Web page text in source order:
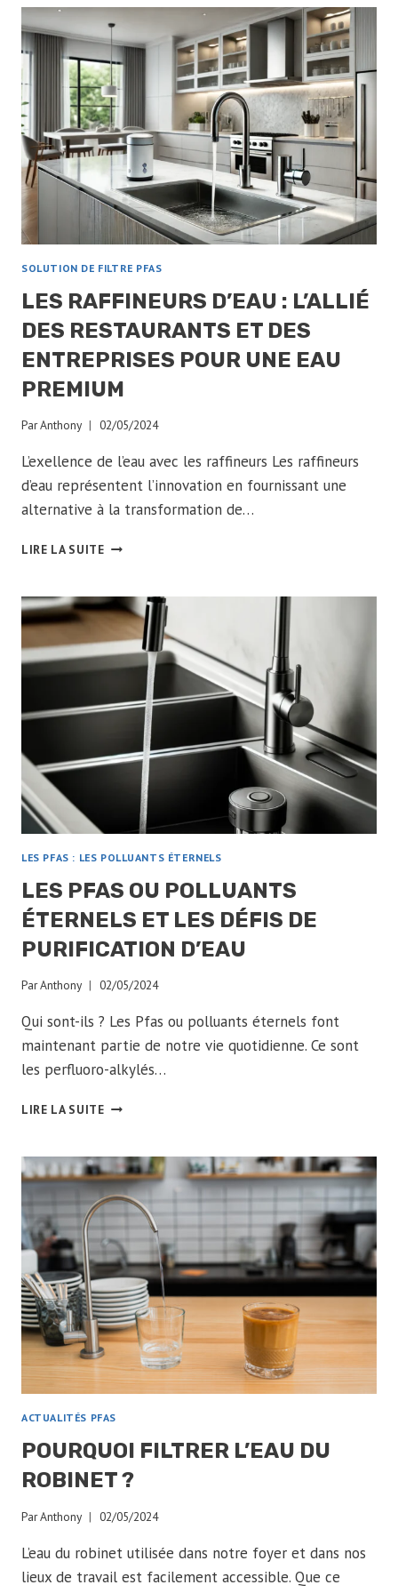
UNE
MENACE
POUR
LA
SANTÉ
PUBLIQUE
ET
L’ENVIRONNEMENT
SOLUTION DE FILTRE PFAS
LES RAFFINEURS D’EAU : L’ALLIÉ
DES RESTAURANTS ET DES
ENTREPRISES POUR UNE EAU
PREMIUM
ParAnthony 02/05/2024
L’exellence de l’eau avec les raffineurs Les raffineurs
d’eau représentent l’innovation en fournissant une
alternative à la transformation de…
LIRE LA SUITELES
L’ALLIÉ
DES
RESTAURANTS
ET
ENTREPRISES
POUR
EAU
PREMIUM
LES PFAS : LES POLLUANTS ÉTERNELS
LES PFAS OU POLLUANTS
ÉTERNELS ET LES DÉFIS DE
PURIFICATION D’EAU
ParAnthony 02/05/2024
Qui sont-ils ? Les Pfas ou polluants éternels font
maintenant partie de notre vie quotidienne. Ce sont
les perfluoro-alkylés…
LIRE LA SUITELES
POLLUANTS
ÉTERNELS
ET
LES
DÉFIS
DE
PURIFICATION
D’EAU
ACTUALITÉS PFAS
POURQUOI FILTRER L’EAU DU
ROBINET ?
ParAnthony 02/05/2024
L’eau du robinet utilisée dans notre foyer et dans nos
lieux de travail est facilement accessible. Que ce